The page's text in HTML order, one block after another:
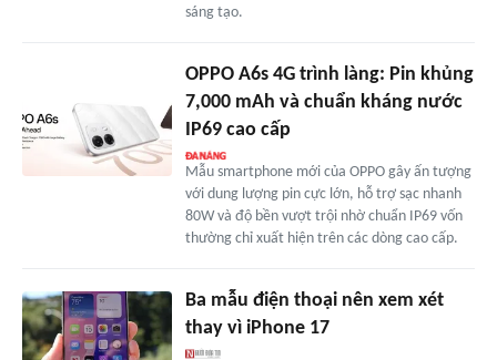
sáng tạo.
OPPO A6s 4G trình làng: Pin khủng
7,000 mAh và chuẩn kháng nước
IP69 cao cấp
Mẫu smartphone mới của OPPO gây ấn tượng
với dung lượng pin cực lớn, hỗ trợ sạc nhanh
80W và độ bền vượt trội nhờ chuẩn IP69 vốn
thường chỉ xuất hiện trên các dòng cao cấp.
Ba mẫu điện thoại nên xem xét
thay vì iPhone 17